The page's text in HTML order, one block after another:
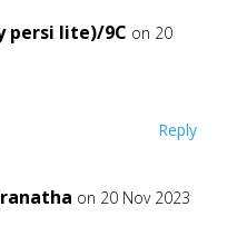
persi lite)/9C on 20
Reply
on 20 Nov 2023